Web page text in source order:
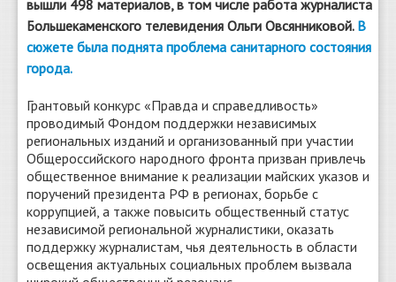
вышли 498 материалов, в том числе работа журналиста
Большекаменского телевидения Ольги Овсянниковой.В
сюжете была поднята проблема санитарного состояния
города.
Грантовый конкурс «Правда и справедливость»
проводимый Фондом поддержки независимых
региональных изданий и организованный при участии
Общероссийского народного фронта призван привлечь
общественное внимание к реализации майских указов и
поручений президента РФ в регионах, борьбе с
коррупцией, а также повысить общественный статус
независимой региональной журналистики, оказать
поддержку журналистам, чья деятельность в области
освещения актуальных социальных проблем вызвала